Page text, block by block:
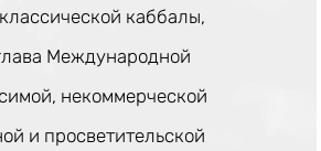
каббалы,
Международной
некоммерческой
и просветительской